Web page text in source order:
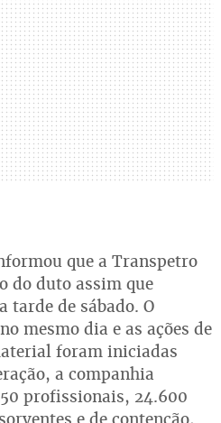
que a Transpetro
do duto assim que
tarde de sábado. O
mesmo dia e as ações de
foram iniciadas
a companhia
profissionais, 24.600